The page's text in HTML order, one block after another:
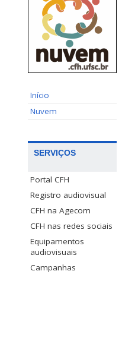
Início
Nuvem
SERVIÇOS
Portal CFH
Registro audiovisual
CFH na Agecom
CFH nas redes sociais
Equipamentos
audiovisuais
Campanhas